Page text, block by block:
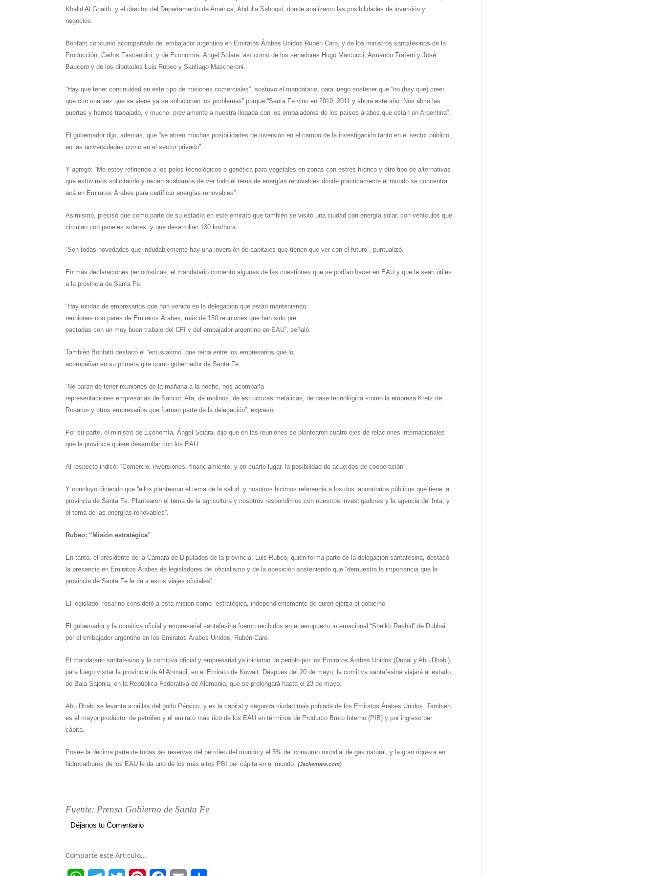
Khalid Al Ghaith, y el director del Departamento de América, Abdulla Saboosi, donde analizaron las posibilidades de inversión y
negocios.
Bonfatti concurrió acompañado del embajador argentino en Emiratos Árabes Unidos Rubén Caro, y de los ministros santafesinos de la
Producción, Carlos Fascendini, y de Economía, Ángel Sciara, así como de los senadores Hugo Marcucci, Armando Traferri y José
Baucero y de los diputados Luis Rubeo y Santiago Mascheroni.
“Hay que tener continuidad en este tipo de misiones comerciales”, sostuvo el mandatario, para luego sostener que “no (hay que) creer
que con una vez que se viene ya se solucionan los problemas” porque “Santa Fe vino en 2010, 2011 y ahora este año. Nos abrió las
puertas y hemos trabajado, y mucho, previamente a nuestra llegada con los embajadores de los países árabes que están en Argentina”.
El gobernador dijo, además, que “se abren muchas posibilidades de inversión en el campo de la investigación tanto en el sector público,
en las universidades como en el sector privado”.
Y agregó: “Me estoy refiriendo a los polos tecnológicos o genética para vegetales en zonas con estrés hídrico y otro tipo de alternativas
que estuvimos solicitando y recién acabamos de ver todo el tema de energías renovables donde prácticamente el mundo se concentra
acá en Emiratos Árabes para certificar energías renovables”.
Asimismo, precisó que como parte de su estadía en este emirato que también se visitó una ciudad con energía solar, con vehículos que
circulan con paneles solares, y que desarrollan 130 km/hora.
“Son todas novedades que indudablemente hay una inversión de capitales que tienen que ver con el futuro”, puntualizó.
En más declaraciones periodísticas, el mandatario comentó algunas de las cuestiones que se podían hacer en EAU y que le sean útiles
a la provincia de Santa Fe.
“Hay rondas de empresarios que han venido en la delegación que están manteniendo
reuniones con pares de Emiratos Árabes, más de 150 reuniones que han sido pre
pactadas con un muy buen trabajo del CFI y del embajador argentino en EAU”, señaló.
También Bonfatti destacó el “entusiasmo” que reina entre los empresarios que lo
acompañan en su primera gira como gobernador de Santa Fe.
“No paran de tener reuniones de la mañana a la noche, nos acompaña
representaciones empresarias de Sancor, Afa, de molinos, de estructuras metálicas, de base tecnológica -como la empresa Kretz de
Rosario- y otros empresarios que forman parte de la delegación”, expresó.
Por su parte, el ministro de Economía, Ángel Sciara, dijo que en las reuniones se plantearon cuatro ejes de relaciones internacionales
que la provincia quiere desarrollar con los EAU.
Al respecto indicó: “Comercio, inversiones, financiamiento, y en cuarto lugar, la posibilidad de acuerdos de cooperación”.
Y concluyó diciendo que “ellos plantearon el tema de la salud, y nosotros hicimos referencia a los dos laboratorios públicos que tiene la
provincia de Santa Fe. Plantearon el tema de la agricultura y nosotros respondimos con nuestros investigadores y la agencia del Inta, y
el tema de las energías renovables”.
Rubeo: “Misión estratégica”
En tanto, el presidente de la Cámara de Diputados de la provincia, Luis Rubeo, quién forma parte de la delegación santafesina, destacó
la presencia en Emiratos Árabes de legisladores del oficialismo y de la oposición sosteniendo que “demuestra la importancia que la
provincia de Santa Fe le da a estos viajes oficiales”.
El legislador rosarino consideró a esta misión como “estratégica, independientemente de quien ejerza el gobierno”.
El gobernador y la comitiva oficial y empresarial santafesina fueron recibidos en el aeropuerto internacional “Sheikh Rashid” de Dubhai
por el embajador argentino en los Emiratos Árabes Unidos, Rubén Caro.
El mandatario santafesino y la comitiva oficial y empresarial ya iniciaron un periplo por los Emiratos Árabes Unidos (Dubai y Abu Dhabi),
para luego visitar la provincia de Al Ahmadi, en el Emirato de Kuwait. Después del 20 de mayo, la comitiva santafesina viajará al estado
de Baja Sajonia, en la República Federativa de Alemania, que se prolongará hasta el 23 de mayo.
Abu Dhabi se levanta a orillas del golfo Pérsico, y es la capital y segunda ciudad más poblada de los Emiratos Árabes Unidos. También
es el mayor productor de petróleo y el emirato más rico de los EAU en términos de Producto Bruto Interno (PIB) y por ingreso per
cápita.
Posee la décima parte de todas las reservas del petróleo del mundo y el 5% del consumo mundial de gas natural, y la gran riqueza en
hidrocarburos de los EAU le da uno de los más altos PBI per cápita en el mundo.(Jackemate.com)
Fuente: Prensa Gobierno de Santa Fe
Déjanos tu Comentario
Comparte este Articulo...